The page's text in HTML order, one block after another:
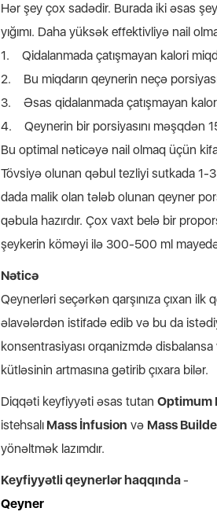
Hər şey çox sadədir. Burada iki əsas
yığımı. Daha yüksək effektivliyə nail
1. Qidalanmada çatışmayan kalori
2. Bu miqdarın qeynerin neçə
3. Əsas qidalanmada çatışmayan
4. Qeynerin bir porsiyasını məşqdən
Bu optimal nəticəyə nail olmaq üçün
Tövsiyə olunan qəbul tezliyi sutkada 1-
dada malik olan tələb olunan qeyner
qəbula hazırdır. Çox vaxt belə bir
şeykerin köməyi ilə 300-500 ml mayedə
Nəticə
Qeynerləri seçərkən qarşınıza çıxan
əlavələrdən istifadə edib və bu da
konsentrasiyası orqanizmdə disbalansa
kütləsinin artmasına gətirib çıxara bilər.
Diqqəti keyfiyyəti əsas tutan Optimum
istehsalı Mass İnfusion və Mass
yönəltmək lazımdır.
Keyfiyyətli qeynerlər haqqında-
Qeyner